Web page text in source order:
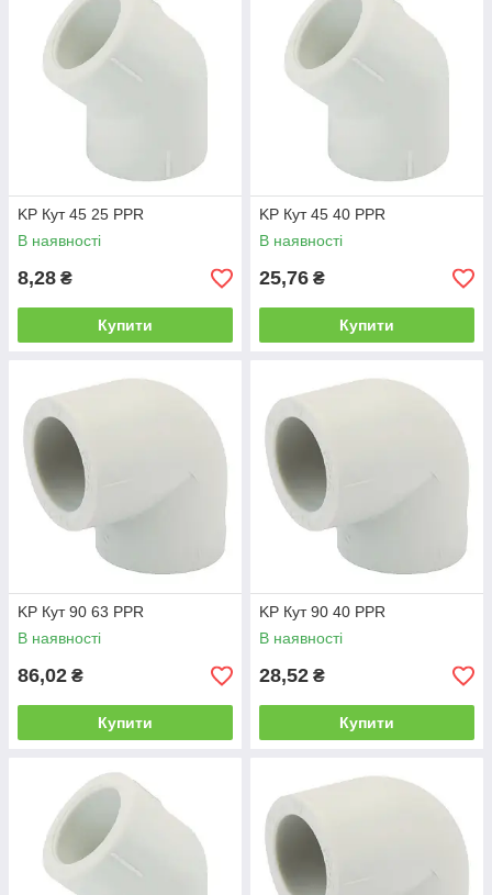
KP Кут 45 25 PPR
В наявності
8,28 ₴
Купити
KP Кут 45 40 PPR
В наявності
25,76 ₴
Купити
KP Кут 90 63 PPR
В наявності
86,02 ₴
Купити
KP Кут 90 40 PPR
В наявності
28,52 ₴
Купити